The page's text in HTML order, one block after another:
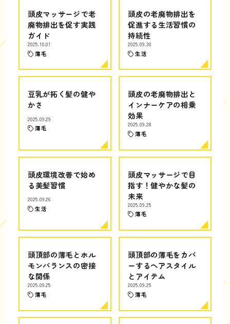
頭皮マッサージで老
廃物排出を促す実践
ガイド
2025.10.01
薄毛
頭皮の老廃物排出を
促進する生活習慣の
持続性
2025.09.30
生活
豆乳が拓く髪の健や
かさ
2025.09.29
薄毛
頭皮の老廃物排出と
インナーケアの相乗
効果
2025.09.28
薄毛
頭皮環境改善で始め
る美髪習慣
2025.09.26
生活
頭皮マッサージで目
指す！健やかな髪の
未来
2025.09.25
薄毛
頭頂部の薄毛とホル
モンバランスの密接
な関係
2025.09.25
薄毛
頭頂部の薄毛をカバ
ーするヘアスタイル
とアイテム
2025.09.25
薄毛